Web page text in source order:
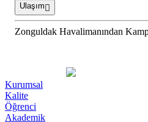
Ulaşım
Zonguldak Havalimanından
Kurumsal
Kalite
Öğrenci
Akademik